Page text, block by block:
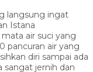
langsung ingat
Istana
air suci yang
pancuran air yang
diri sampai ada
sangat jernih dan